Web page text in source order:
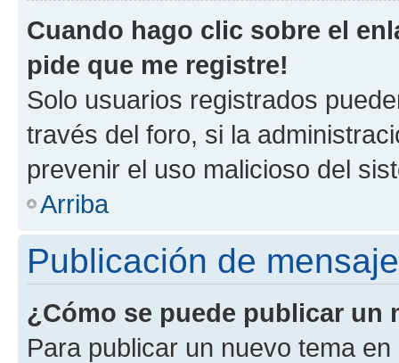
Cuando hago clic sobre el
pide que me registre!
Solo usuarios registrados
través del foro, si la
prevenir el uso malicioso del
Arriba
Publicación de
¿Cómo se puede publicar un
Para publicar un nuevo tema